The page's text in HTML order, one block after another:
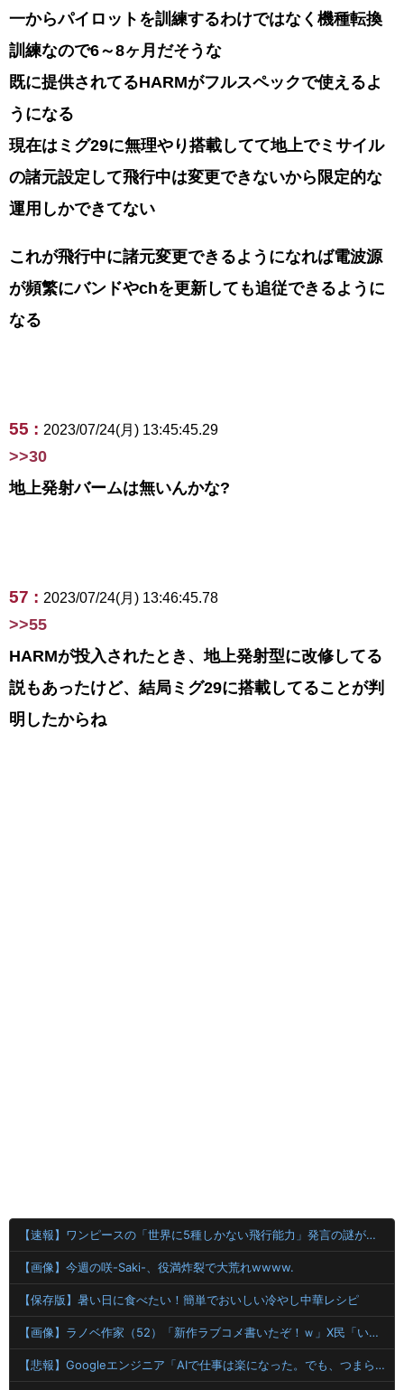
一からパイロットを訓練するわけではなく機種転換
訓練なので6～8ヶ月だそうな
既に提供されてるHARMがフルスペックで使えるよ
うになる
現在はミグ29に無理やり搭載してて地上でミサイル
の諸元設定して飛行中は変更できないから限定的な
運用しかできてない
これが飛行中に諸元変更できるようになれば電波源
が頻繁にバンドやchを更新しても追従できるように
なる
55 : 2023/07/24(月) 13:45:45.29
>>30
地上発射バームは無いんかな?
57 : 2023/07/24(月) 13:46:45.78
>>55
HARMが投入されたとき、地上発射型に改修してる
説もあったけど、結局ミグ29に搭載してることが判
明したからね
【速報】ワンピースの「世界に5種しかない飛行能力」発言の謎が解けるww..
【画像】今週の咲-Saki-、役満炸裂で大荒れwwww.
【保存版】暑い日に食べたい！簡単でおいしい冷やし中華レシピ
【画像】ラノベ作家（52）「新作ラブコメ書いたぞ！ｗ」X民「いい歳こいてラブコメ（笑）恥ずかしくないの？」←やめたれｗと話題に
【悲報】Googleエンジニア「AIで仕事は楽になった。でも、つまらなくなった」